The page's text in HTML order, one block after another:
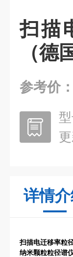
扫描
（德
参考价：
型
详情
扫描电迁移率粒
纳米颗粒粒径谱